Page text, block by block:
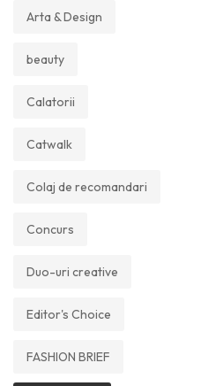
Arta & Design
beauty
Calatorii
Catwalk
Colaj de recomandari
Concurs
Duo-uri creative
Editor's Choice
FASHION BRIEF